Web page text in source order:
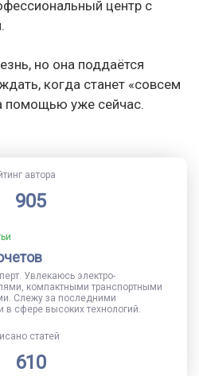
центр с
но она поддаётся
когда станет «совсем
помощью уже сейчас.
автора
905
Увлекаюсь электро-
компактными транспортными
Слежу за последними
в сфере высоких технологий.
статей
610